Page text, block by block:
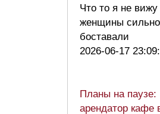
Что то я не вижу
женщины сильно
боставали
2026-06-17
Планы на паузе:
арендатор кафе